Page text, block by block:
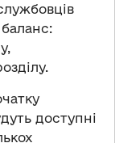
доступні